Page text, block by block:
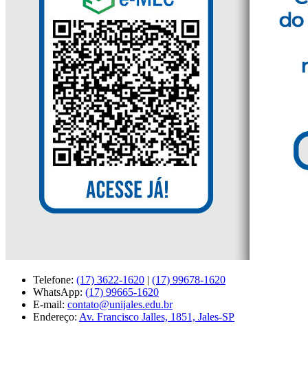
Telefone: (17) 3622-1620 | (17) 99678-1620
WhatsApp: (17) 99665-1620
E-mail: contato@unijales.edu.br
Endereço: Av. Francisco Jalles, 1851, Jales-SP